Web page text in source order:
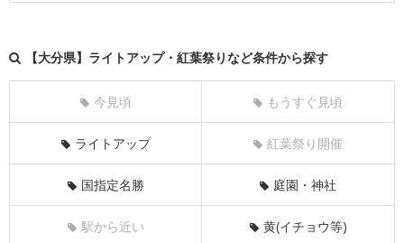
【大分県】ライトアップ・紅葉祭りなど条件から探す
今見頃 もうすぐ見頃
ライトアップ 紅葉祭り開催
国指定名勝 庭園・神社
駅から近い 黄(イチョウ等)